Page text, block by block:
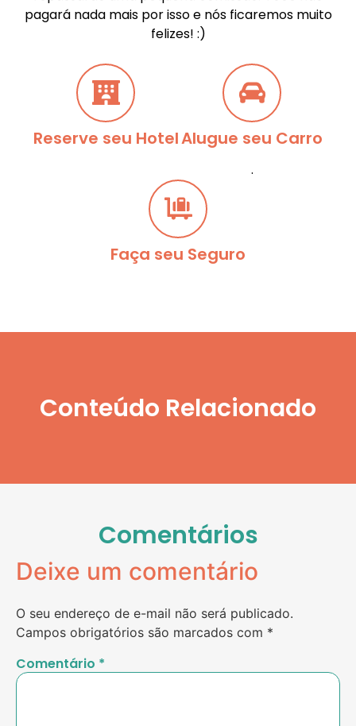
pagará nada mais por isso e nós ficaremos muito
felizes! :)
Reserve seu HotelAlugue seu Carro
.
Faça seu Seguro
Conteúdo Relacionado
Comentários
Deixe um comentário
O seu endereço de e-mail não será publicado.
Campos obrigatórios são marcados com *
Comentário *